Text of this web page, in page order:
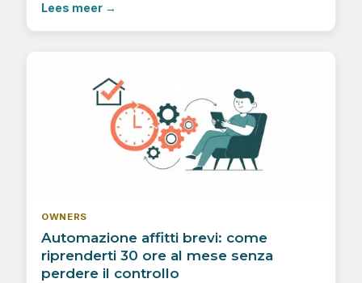
Lees meer →
OWNERS
Automazione affitti brevi: come
riprenderti 30 ore al mese senza
perdere il controllo